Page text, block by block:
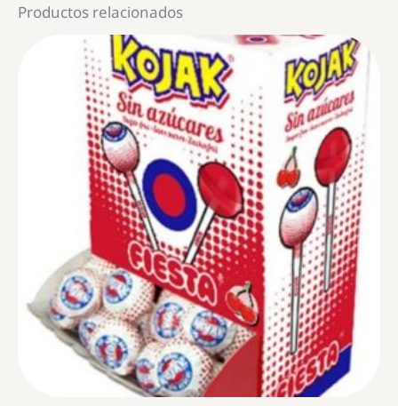
Productos relacionados